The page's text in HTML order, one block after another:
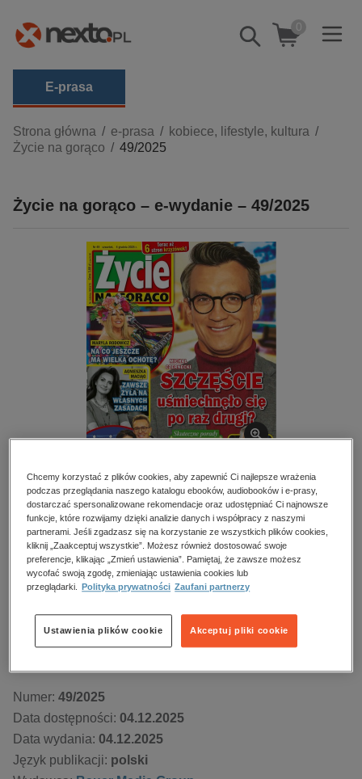
Pokaż/schowaj
wyszukiwarkę
0
E-prasa
Kategorie
Zobacz wszystkie E-prasa
biznesowe, branżowe, gospodarka
darmowe wydania
dzienniki
edukacja
hobby, sport, rozrywka
komputery, internet, technologie, informatyka
kobiece, lifestyle, kultura
polityka, społeczno-informacyjne
psychologiczne
popularno-naukowe
historia
zdrowie
religie
Strona główna e-prasa
kobiece, lifestyle, kultura
Życie na gorąco
49/2025
Życie na gorąco – e-wydanie – 49/2025
Przeczytaj fragment
BESTSELLER
Życie na gorąco – e-wydanie – 49/2025
Numer: 49/2025
Data dostępności: 04.12.2025
Data wydania: 04.12.2025
Język publikacji: polski
Chcemy korzystać z plików cookies, aby zapewnić Ci najlepsze wrażenia
podczas przeglądania naszego katalogu ebooków, audiobooków i e-prasy,
dostarczać spersonalizowane rekomendacje oraz udostępniać Ci najnowsze
funkcje, które rozwijamy dzięki analizie danych i współpracy z naszymi
partnerami. Jeśli zgadzasz się na korzystanie ze wszystkich plików cookies,
kliknij „Zaakceptuj wszystkie”. Możesz również dostosować swoje
preferencje, klikając „Zmień ustawienia”. Pamiętaj, że zawsze możesz
wycofać swoją zgodę, zmieniając ustawienia cookies lub
przeglądarki.
Polityka prywatności Zaufani partnerzy
Akceptuj pliki cookie
Ustawienia plików cookie